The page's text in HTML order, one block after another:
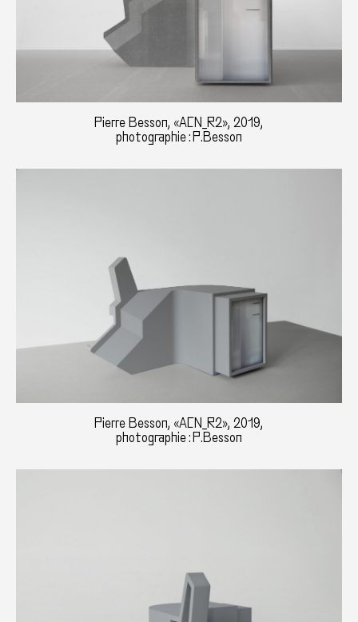
Pierre Besson, «ACN_R2», 2019,
photographie : P.Besson
Pierre Besson, «ACN_R2», 2019,
photographie : P.Besson